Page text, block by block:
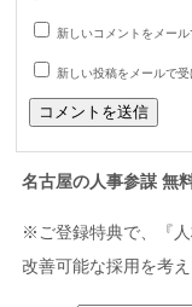
新しいコメントをメール
新しい投稿をメールで受
名古屋の人事参謀 無
※ご登録特典で、『人
改善可能な採用を考